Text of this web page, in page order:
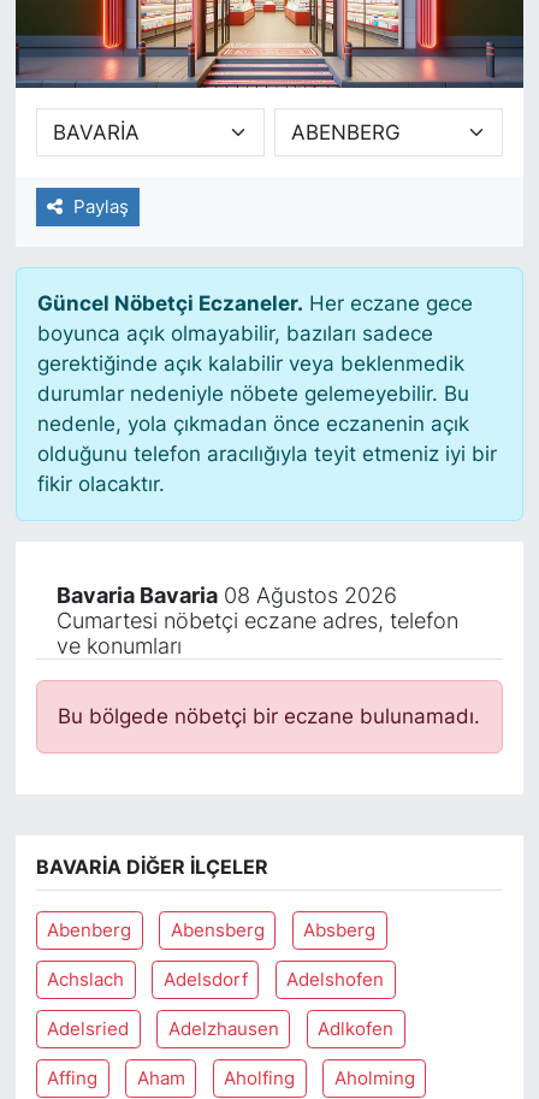
Paylaş
Güncel Nöbetçi Eczaneler. Her eczane gece
boyunca açık olmayabilir, bazıları sadece
gerektiğinde açık kalabilir veya beklenmedik
durumlar nedeniyle nöbete gelemeyebilir. Bu
nedenle, yola çıkmadan önce eczanenin açık
olduğunu telefon aracılığıyla teyit etmeniz iyi bir
fikir olacaktır.
Bavaria Bavaria08 Ağustos 2026
Cumartesi nöbetçi eczane adres, telefon
ve konumları
Bu bölgede nöbetçi bir eczane bulunamadı.
BAVARIA DIĞER İLÇELER
Abenberg Abensberg Absberg
Achslach Adelsdorf Adelshofen
Adelsried Adelzhausen Adlkofen
Affing Aham Aholfing Aholming
SİYASET
SAĞLIK